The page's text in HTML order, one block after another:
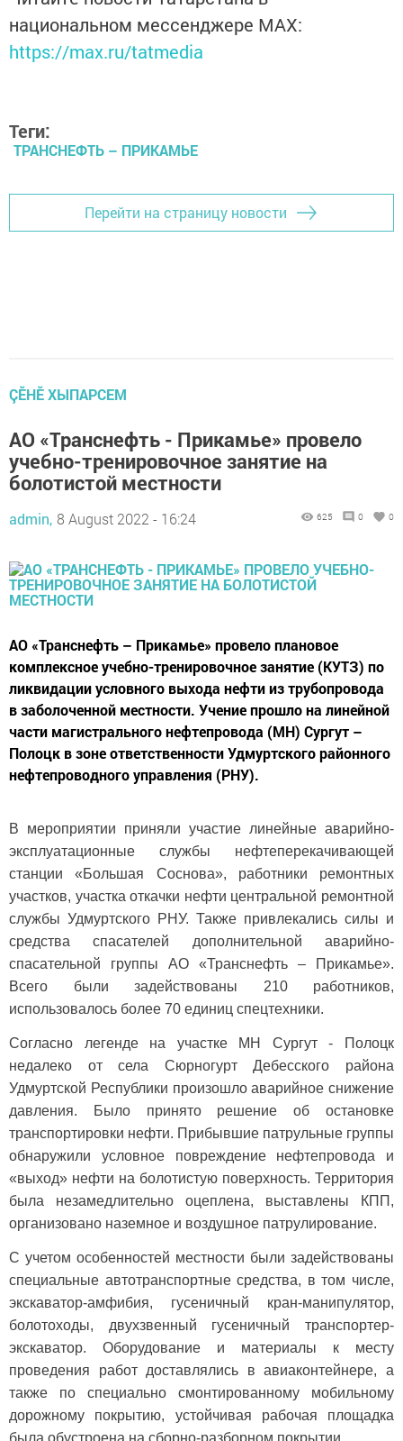
национальном мессенджере MАХ:
https://max.ru/tatmedia
Теги:
ТРАНСНЕФТЬ – ПРИКАМЬЕ
Перейти на страницу новости
ÇӖНӖ ХЫПАРСЕМ
АО «Транснефть - Прикамье» провело
учебно-тренировочное занятие на
болотистой местности
admin, 8 August 2022 - 16:24 625 0 0
АО «Транснефть – Прикамье» провело плановое
комплексное учебно-тренировочное занятие (КУТЗ) по
ликвидации условного выхода нефти из трубопровода
в заболоченной местности. Учение прошло на линейной
части магистрального нефтепровода (МН) Сургут –
Полоцк в зоне ответственности Удмуртского районного
нефтепроводного управления (РНУ).
В мероприятии приняли участие линейные аварийно-
эксплуатационные службы нефтеперекачивающей
станции «Большая Соснова», работники ремонтных
участков, участка откачки нефти центральной ремонтной
службы Удмуртского РНУ. Также привлекались силы и
средства спасателей дополнительной аварийно-
спасательной группы АО «Транснефть – Прикамье».
Всего были задействованы 210 работников,
использовалось более 70 единиц спецтехники.
Согласно легенде на участке МН Сургут - Полоцк
недалеко от села Сюрногурт Дебесского района
Удмуртской Республики произошло аварийное снижение
давления. Было принято решение об остановке
транспортировки нефти. Прибывшие патрульные группы
обнаружили условное повреждение нефтепровода и
«выход» нефти на болотистую поверхность. Территория
была незамедлительно оцеплена, выставлены КПП,
организовано наземное и воздушное патрулирование.
С учетом особенностей местности были задействованы
специальные автотранспортные средства, в том числе,
экскаватор-амфибия, гусеничный кран-манипулятор,
болотоходы, двухзвенный гусеничный транспортер-
экскаватор. Оборудование и материалы к месту
проведения работ доставлялись в авиаконтейнере, а
также по специально смонтированному мобильному
дорожному покрытию, устойчивая рабочая площадка